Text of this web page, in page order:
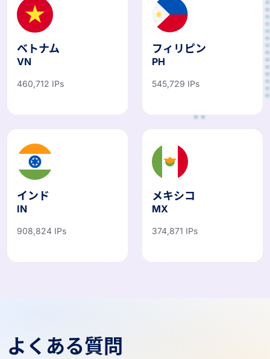
ベトナム
VN
460,712 IPs
フィリピン
PH
545,729 IPs
インド
IN
908,824 IPs
メキシコ
MX
374,871 IPs
よくある質問